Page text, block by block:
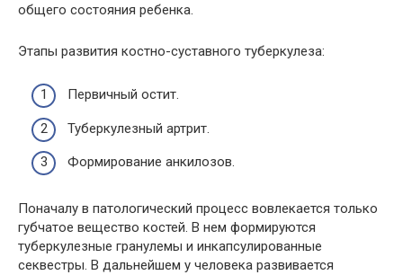
общего состояния ребенка.
Этапы развития костно-суставного туберкулеза:
Первичный остит.
Туберкулезный артрит.
Формирование анкилозов.
Поначалу в патологический процесс вовлекается только
губчатое вещество костей. В нем формируются
туберкулезные гранулемы и инкапсулированные
секвестры. В дальнейшем у человека развивается